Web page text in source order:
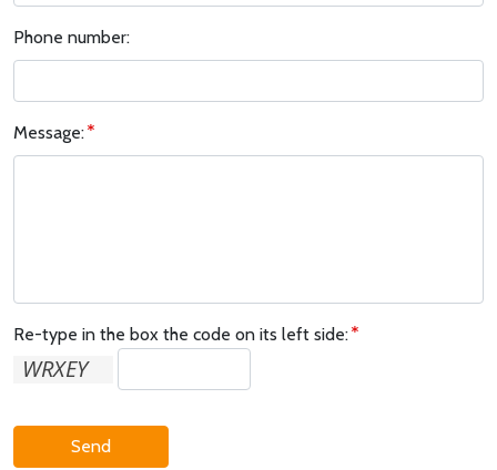
Phone number:
Message:
Re-type in the box the code on its left side:
Send